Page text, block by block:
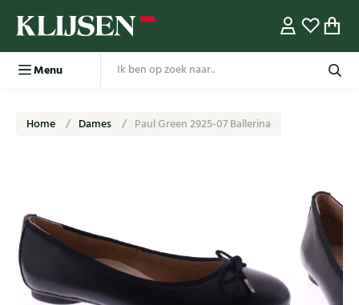
Menu
Home Dames Paul Green 2925-07 Ballerina